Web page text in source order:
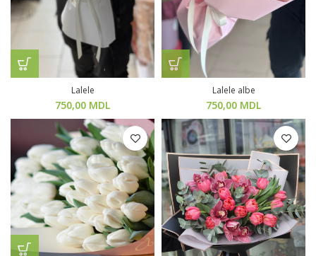
Lalele
750,00 MDL
Lalele albe
750,00 MDL